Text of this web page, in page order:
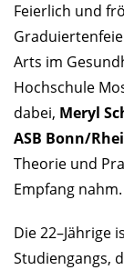
Feierlich und
Arts im
Hochschule
dabei, Meryl
ASB Bonn/
Theorie und
Empfang nahm.
Die 22–Jährige
Studiengangs,